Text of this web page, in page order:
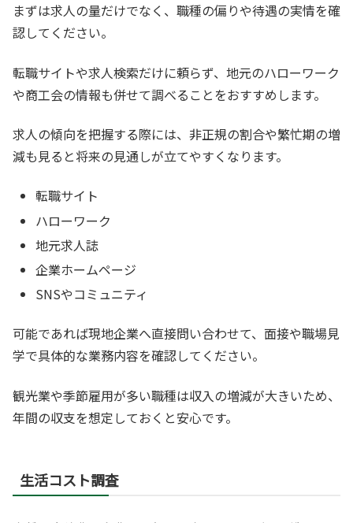
まずは求人の量だけでなく、職種の偏りや待遇の実情を確
認してください。
転職サイトや求人検索だけに頼らず、地元のハローワーク
や商工会の情報も併せて調べることをおすすめします。
求人の傾向を把握する際には、非正規の割合や繁忙期の増
減も見ると将来の見通しが立てやすくなります。
転職サイト
ハローワーク
地元求人誌
企業ホームページ
SNSやコミュニティ
可能であれば現地企業へ直接問い合わせて、面接や職場見
学で具体的な業務内容を確認してください。
観光業や季節雇用が多い職種は収入の増減が大きいため、
年間の収支を想定しておくと安心です。
生活コスト調査